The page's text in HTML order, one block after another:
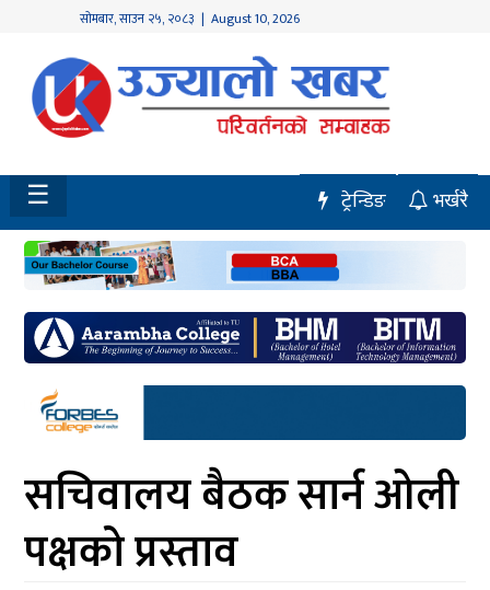
सोमबार,साउन २५, २०८३ | August 10, 2026
होमपेज
नवलपुर
विशेष
मध्य
नेपाल
चितवन
सेरोफेरो
समाचार
आर्थिक
मनोरञ्जन
☰ भर्खरै
ट्रेन्डिङ
सचिवालय बैठक सार्न ओली
पक्षको प्रस्ताव